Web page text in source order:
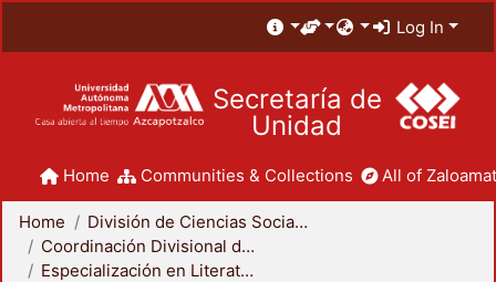
Log In
Secretaría de
Unidad
Home Communities & Collections All of
Home
División de Ciencias Sociales y Humanidades
Coordinación Divisional de Posgrado
Especialización en Literatura Mexicana del Siglo XX